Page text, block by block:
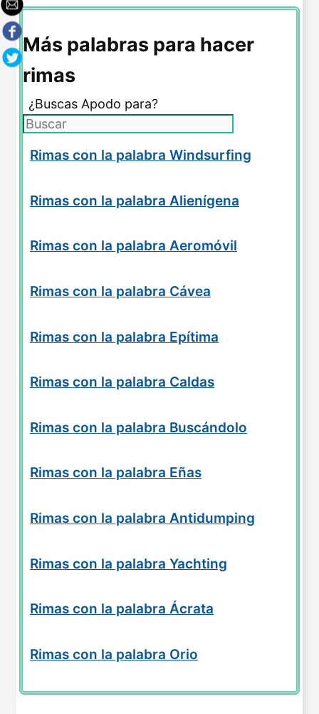
Más palabras para hacer
rimas
¿Buscas Apodo para?
Rimas con la palabra Windsurfing
Rimas con la palabra Alienígena
Rimas con la palabra Aeromóvil
Rimas con la palabra Cávea
Rimas con la palabra Epítima
Rimas con la palabra Caldas
Rimas con la palabra Buscándolo
Rimas con la palabra Eñas
Rimas con la palabra Antidumping
Rimas con la palabra Yachting
Rimas con la palabra Ácrata
Rimas con la palabra Orio